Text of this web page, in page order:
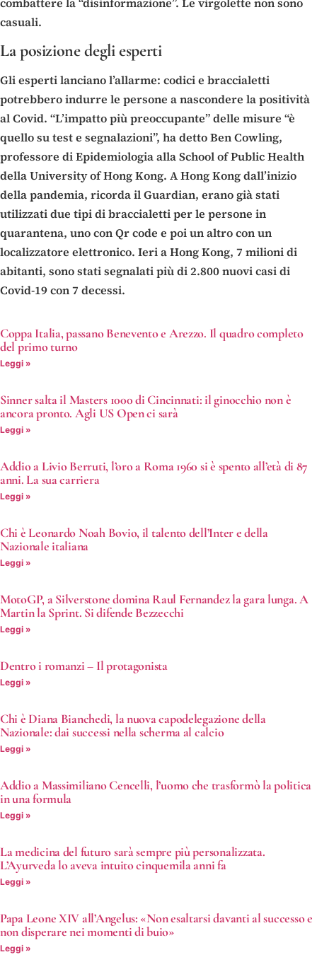
casuali.
La posizione degli esperti
Gli esperti lanciano l’allarme: codici e braccialetti
potrebbero indurre le persone a nascondere la positività
al Covid. “L’impatto più preoccupante” delle misure “è
quello su test e segnalazioni”, ha detto Ben Cowling,
professore di Epidemiologia alla School of Public Health
della University of Hong Kong. A Hong Kong dall’inizio
della pandemia, ricorda il Guardian, erano già stati
utilizzati due tipi di braccialetti per le persone in
quarantena, uno con Qr code e poi un altro con un
localizzatore elettronico. Ieri a Hong Kong, 7 milioni di
abitanti, sono stati segnalati più di 2.800 nuovi casi di
Covid-19 con 7 decessi.
Coppa Italia, passano Benevento e Arezzo. Il quadro completo
del primo turno
Leggi »
Sinner salta il Masters 1000 di Cincinnati: il ginocchio non è
ancora pronto. Agli US Open ci sarà
Leggi »
Addio a Livio Berruti, l’oro a Roma 1960 si è spento all’età di 87
anni. La sua carriera
Leggi »
Chi è Leonardo Noah Bovio, il talento dell’Inter e della
Nazionale italiana
Leggi »
MotoGP, a Silverstone domina Raul Fernandez la gara lunga. A
Martin la Sprint. Si difende Bezzecchi
Leggi »
Dentro i romanzi – Il protagonista
Leggi »
Chi è Diana Bianchedi, la nuova capodelegazione della
Nazionale: dai successi nella scherma al calcio
Leggi »
Addio a Massimiliano Cencelli, l’uomo che trasformò la politica
in una formula
Leggi »
La medicina del futuro sarà sempre più personalizzata.
L’Ayurveda lo aveva intuito cinquemila anni fa
Leggi »
Papa Leone XIV all’Angelus: «Non esaltarsi davanti al successo e
non disperare nei momenti di buio»
Leggi »